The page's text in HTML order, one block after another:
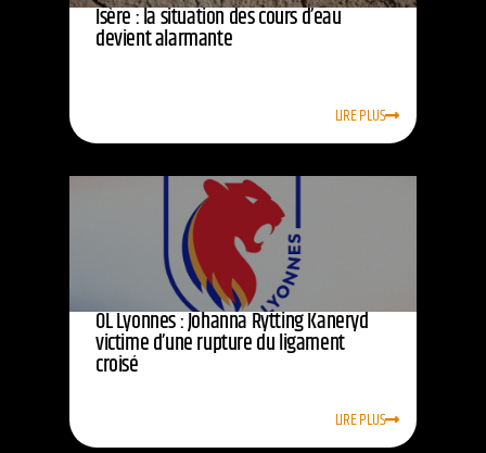
Isère : la situation des cours d’eau
devient alarmante
LIRE PLUS
OL Lyonnes : Johanna Rytting Kaneryd
victime d’une rupture du ligament
croisé
LIRE PLUS